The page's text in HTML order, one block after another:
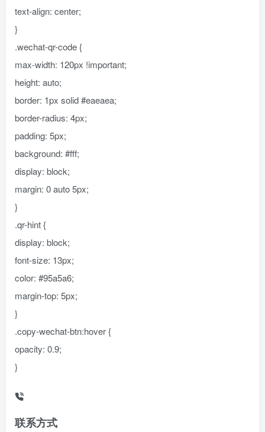
text-align: center;
}
.wechat-qr-code {
max-width: 120px !important;
height: auto;
border: 1px solid #eaeaea;
border-radius: 4px;
padding: 5px;
background: #fff;
display: block;
margin: 0 auto 5px;
}
.qr-hint {
display: block;
font-size: 13px;
color: #95a5a6;
margin-top: 5px;
}
.copy-wechat-btn:hover {
opacity: 0.9;
}
联系方式